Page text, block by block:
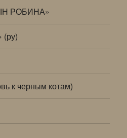
РОБИНА»
к черным котам)